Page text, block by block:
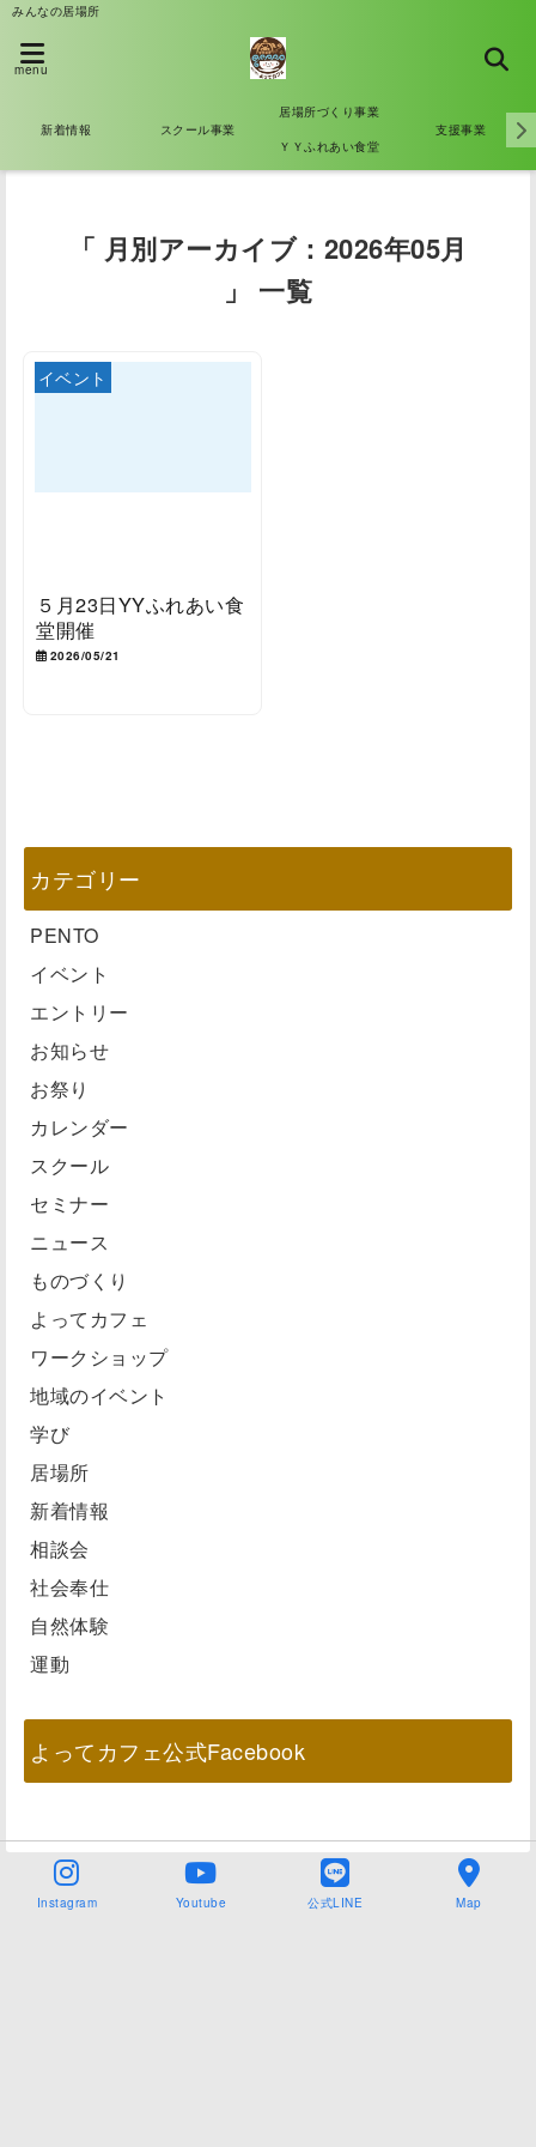
みんなの居場所
menu
新着情報 スクール事業
居場所づくり事業
ＹＹふれあい食堂
支援事業
「 月別アーカイブ：2026年05月
」 一覧
イベント
５月23日YYふれあい食
堂開催
2026/05/21
カテゴリー
PENTO
イベント
エントリー
お知らせ
お祭り
カレンダー
スクール
セミナー
ニュース
ものづくり
よってカフェ
ワークショップ
地域のイベント
学び
居場所
新着情報
相談会
社会奉仕
自然体験
運動
よってカフェ公式Facebook
Instagram Youtube 公式LINE Map